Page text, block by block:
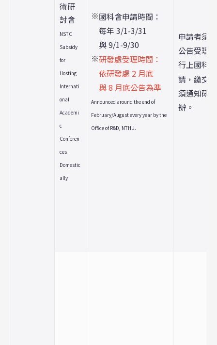
術研
討會
NSTC
Subsidy
for
Hosting
Internati
onal
Academi
c
Conferen
ces
Domestic
ally
※國科會申請時間：
每年 3/1-3/31
與 9/1-9/30
※研發處受理時間：
依研發處 2 月底
與 8 月底公告為準
Announced around the end of
February/August every year by the
Office of R&D, NTHU.
申請者須
公告受理
行上國科
請，繳交
須通知研
辦。